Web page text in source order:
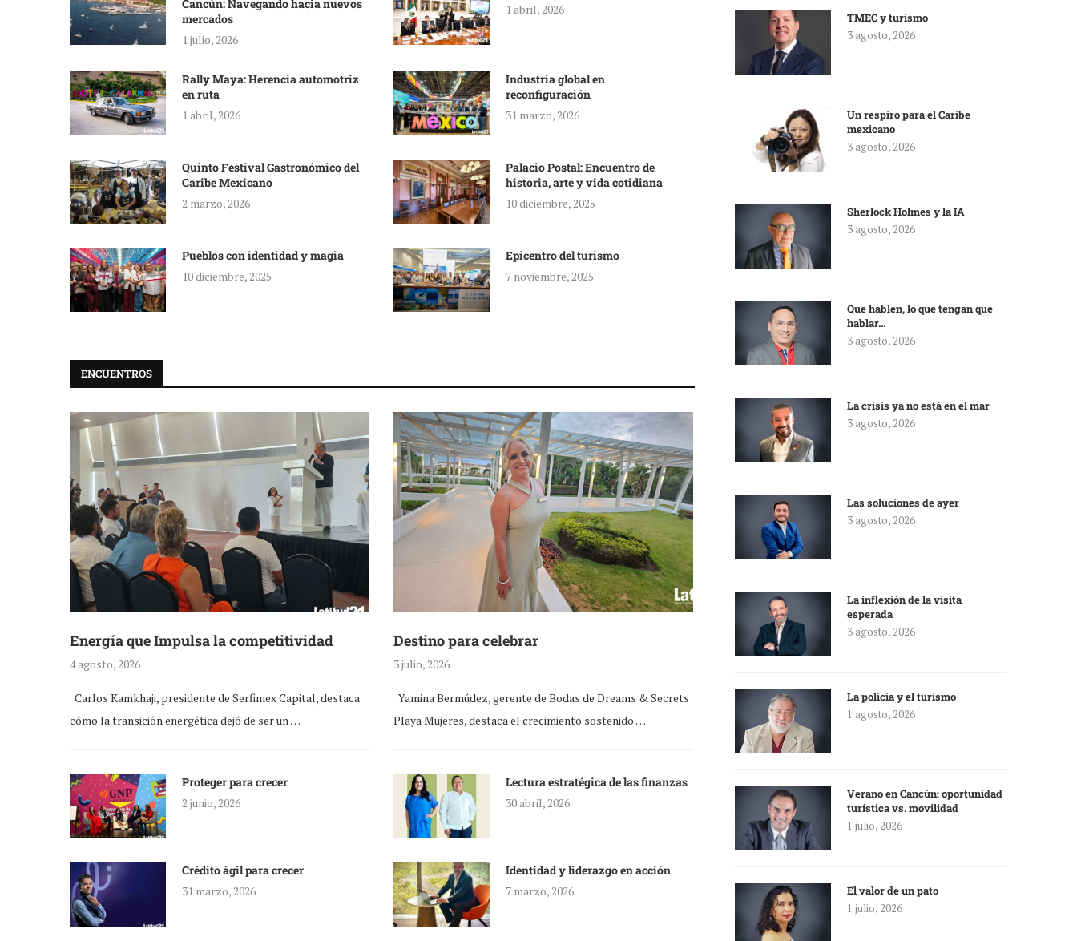
Cancún: Navegando hacia nuevos
mercados
1 julio, 2026
1 abril, 2026
Rally Maya: Herencia automotriz
en ruta
1 abril, 2026
Industria global en
reconfiguración
31 marzo, 2026
Quinto Festival Gastronómico del
Caribe Mexicano
2 marzo, 2026
Palacio Postal: Encuentro de
historia, arte y vida cotidiana
10 diciembre, 2025
Pueblos con identidad y magia
10 diciembre, 2025
Epicentro del turismo
7 noviembre, 2025
ENCUENTROS
Energía que Impulsa la competitividad
4 agosto, 2026
Carlos Kamkhaji, presidente de Serfimex Capital, destaca
cómo la transición energética dejó de ser un …
Destino para celebrar
3 julio, 2026
Yamina Bermúdez, gerente de Bodas de Dreams & Secrets
Playa Mujeres, destaca el crecimiento sostenido …
Proteger para crecer
2 junio, 2026
Lectura estratégica de las finanzas
30 abril, 2026
Crédito ágil para crecer
31 marzo, 2026
Identidad y liderazgo en acción
7 marzo, 2026
TMEC y turismo
3 agosto, 2026
Un respiro para el Caribe
mexicano
3 agosto, 2026
Sherlock Holmes y la IA
3 agosto, 2026
Que hablen, lo que tengan que
hablar…
3 agosto, 2026
La crisis ya no está en el mar
3 agosto, 2026
Las soluciones de ayer
3 agosto, 2026
La inflexión de la visita
esperada
3 agosto, 2026
La policía y el turismo
1 agosto, 2026
Verano en Cancún: oportunidad
turística vs. movilidad
1 julio, 2026
El valor de un pato
1 julio, 2026